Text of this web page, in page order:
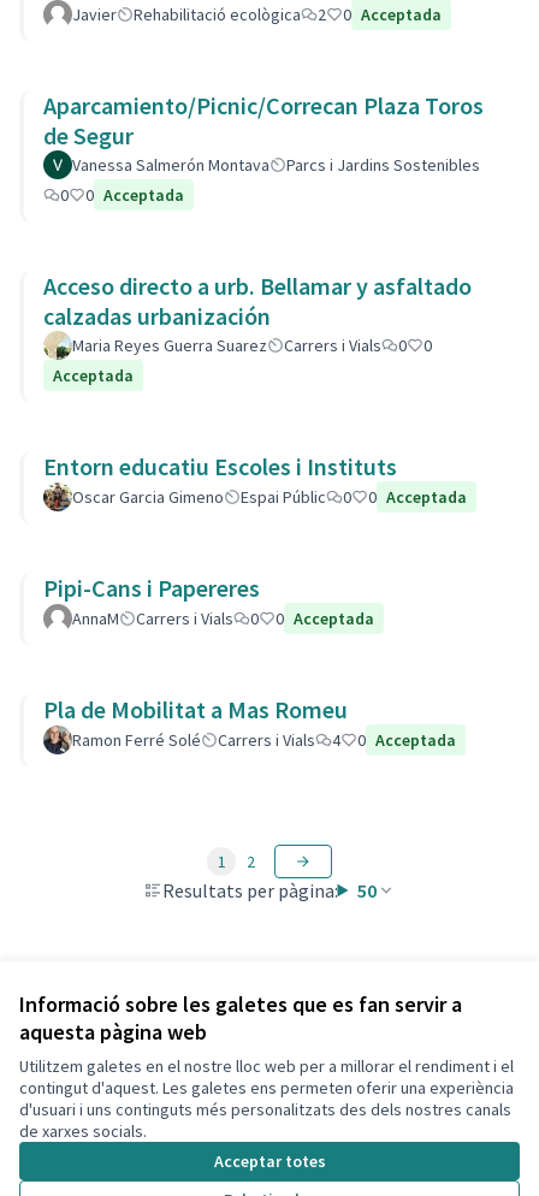
Informació sobre les galetes que es fan servir a
aquesta pàgina web
Utilitzem galetes en el nostre lloc web per a millorar el rendiment i el
contingut d'aquest. Les galetes ens permeten oferir una experiència
d'usuari i uns continguts més personalitzats des dels nostres canals
de xarxes socials.
Acceptar totes
Javier Rehabilitació ecològica 2 0 Acceptada
Aparcamiento/Picnic/Correcan Plaza Toros
de Segur
Vanessa Salmerón Montava
Parcs i Jardins Sostenibles
0
0 Acceptada
Acceso directo a urb. Bellamar y asfaltado
calzadas urbanización
Maria Reyes Guerra Suarez Carrers i Vials 0
0
Acceptada
Entorn educatiu Escoles i Instituts
Oscar Garcia Gimeno Espai Públic 0 0 Acceptada
Pipi-Cans i Papereres
AnnaM Carrers i Vials 0 0 Acceptada
Pla de Mobilitat a Mas Romeu
Ramon Ferré Solé Carrers i Vials 4 0 Acceptada
Resultats per pàgina: 50
1 2
Veure totes les propostes retirades
Termes i condicions d'ús
Configuració de les galetes
Decidim Calafell a X
(Enllaç extern)
Decidim Calafell a Facebook
Decidim Calafell a YouTube
Decidim Calafell a GitHub
(Enllaç extern)